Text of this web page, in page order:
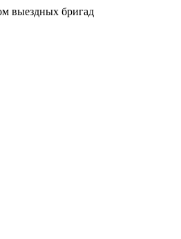
выездных бригад